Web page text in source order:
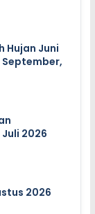
Hujan Juni
September,
2026
2026